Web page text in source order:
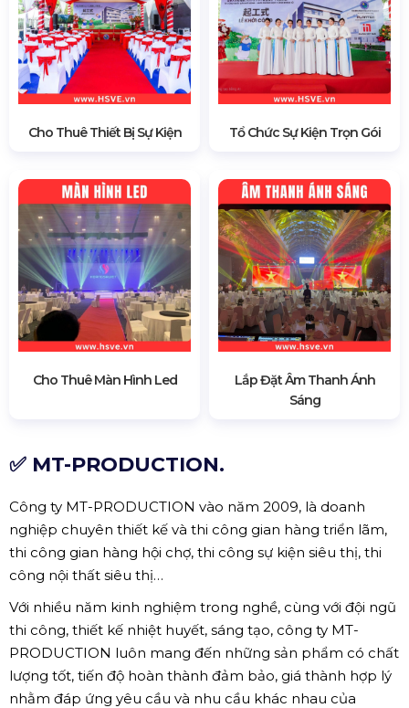
Cho Thuê Thiết Bị Sự Kiện Tổ Chức Sự Kiện Trọn Gói
Cho Thuê Màn Hình Led
Lắp Đặt Âm Thanh Ánh
Sáng
✅ MT-PRODUCTION.
Công ty MT-PRODUCTION vào năm 2009, là doanh
nghiệp chuyên thiết kế và thi công gian hàng triển lãm,
thi công gian hàng hội chợ, thi công sự kiện siêu thị, thi
công nội thất siêu thị…
Với nhiều năm kinh nghiệm trong nghề, cùng với đội ngũ
thi công, thiết kế nhiệt huyết, sáng tạo, công ty MT-
PRODUCTION luôn mang đến những sản phẩm có chất
lượng tốt, tiến độ hoàn thành đảm bảo, giá thành hợp lý
nhằm đáp ứng yêu cầu và nhu cầu khác nhau của